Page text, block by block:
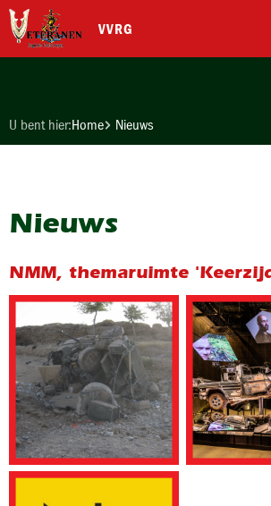
VVRG
U bent hier:Home Nieuws
Nieuws
NMM, themaruimte